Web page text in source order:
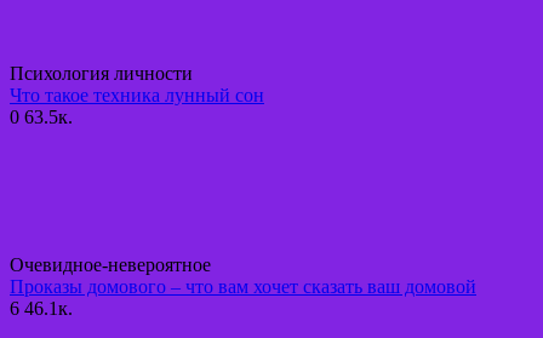
Психология личности
Что такое техника лунный сон
0 63.5к.
Очевидное-невероятное
Проказы домового – что вам хочет сказать ваш домовой
6 46.1к.